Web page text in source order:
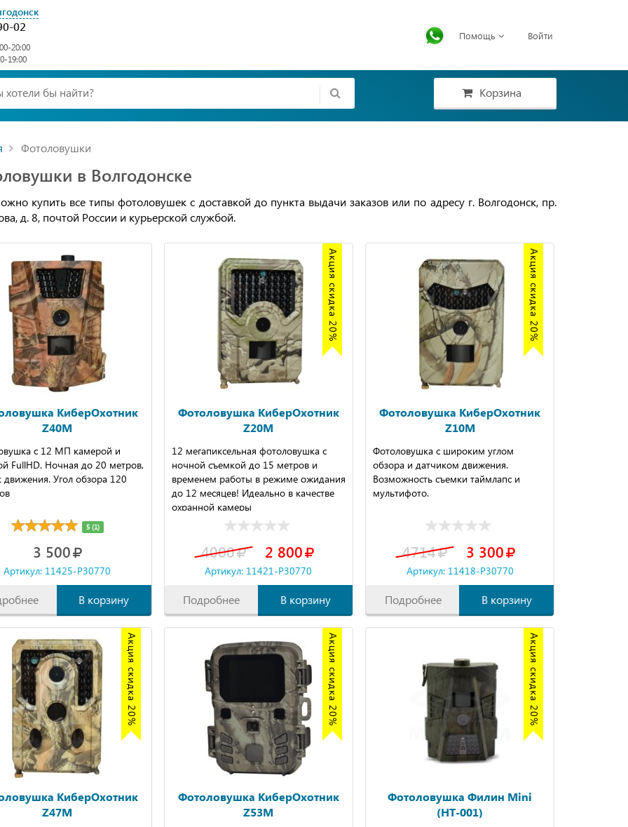
02
20:00
19:00
Помощь Войти
Корзина
Фотоловушки
в Волгодонске
купить все типы фотоловушек с доставкой до пункта выдачи заказов или по адресу г. Волгодонск, пр.
д. 8, почтой России и курьерской службой.
КиберОхотник
Z40M
с 12 МП камерой и
FullHD. Ночная до 20 метров,
движения. Угол обзора 120
5 (1)
3 500
Артикул: 11425-P30770
В корзину
Акция скидка 20%
Фотоловушка КиберОхотник
Z20M
12 мегапиксельная фотоловушка с
ночной съемкой до 15 метров и
временем работы в режиме ожидания
до 12 месяцев! Идеально в качестве
охранной камеры
4000 2 800
Артикул: 11421-P30770
Подробнее В корзину
Акция скидка 20%
Фотоловушка КиберОхотник
Z10M
Фотоловушка с широким углом
обзора и датчиком движения.
Возможность съемки таймлапс и
мультифото.
4714 3 300
Артикул: 11418-P30770
Подробнее В корзину
Акция скидка 20%
КиберОхотник
Z47M
Акция скидка 20%
Фотоловушка КиберОхотник
Z53M
Акция скидка 20%
Фотоловушка Филин Mini
(HT-001)